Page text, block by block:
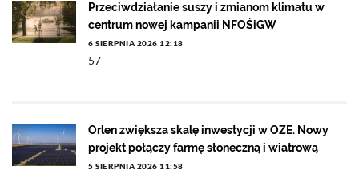
Przeciwdziałanie suszy i zmianom klimatu w
centrum nowej kampanii NFOŚiGW
6 SIERPNIA 2026 12:18
57
Orlen zwiększa skalę inwestycji w OZE. Nowy
projekt połączy farmę słoneczną i wiatrową
5 SIERPNIA 2026 11:58